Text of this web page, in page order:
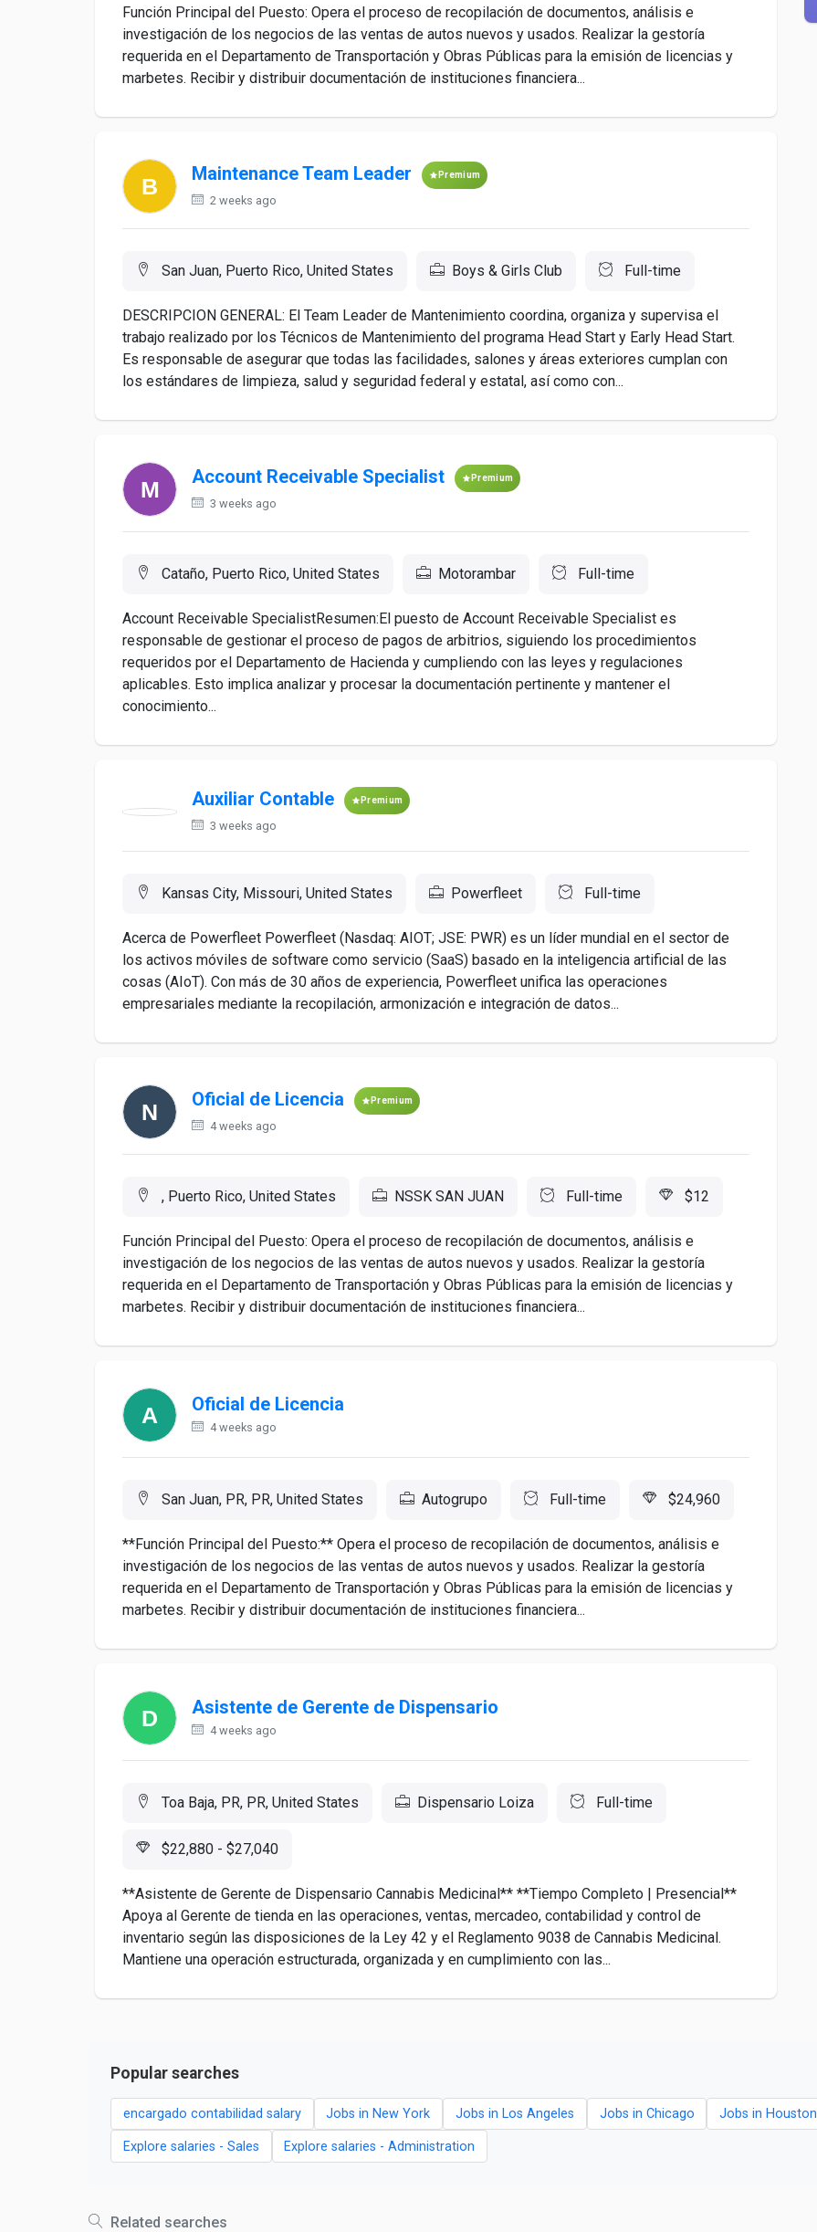
Función Principal del Puesto: Opera el proceso de recopilación de documentos, análisis e
investigación de los negocios de las ventas de autos nuevos y usados. Realizar la gestoría
requerida en el Departamento de Transportación y Obras Públicas para la emisión de licencias y
marbetes. Recibir y distribuir documentación de instituciones financiera...
Maintenance Team Leader Premium
2 weeks ago
San Juan, Puerto Rico, United States Boys & Girls Club Full-time
DESCRIPCION GENERAL: El Team Leader de Mantenimiento coordina, organiza y supervisa el
trabajo realizado por los Técnicos de Mantenimiento del programa Head Start y Early Head Start.
Es responsable de asegurar que todas las facilidades, salones y áreas exteriores cumplan con
los estándares de limpieza, salud y seguridad federal y estatal, así como con...
Account Receivable Specialist Premium
3 weeks ago
Cataño, Puerto Rico, United States Motorambar Full-time
Account Receivable SpecialistResumen:El puesto de Account Receivable Specialist es
responsable de gestionar el proceso de pagos de arbitrios, siguiendo los procedimientos
requeridos por el Departamento de Hacienda y cumpliendo con las leyes y regulaciones
aplicables. Esto implica analizar y procesar la documentación pertinente y mantener el
conocimiento...
Auxiliar Contable Premium
3 weeks ago
Kansas City, Missouri, United States Powerfleet Full-time
Acerca de Powerfleet Powerfleet (Nasdaq: AIOT; JSE: PWR) es un líder mundial en el sector de
los activos móviles de software como servicio (SaaS) basado en la inteligencia artificial de las
cosas (AIoT). Con más de 30 años de experiencia, Powerfleet unifica las operaciones
empresariales mediante la recopilación, armonización e integración de datos...
Oficial de Licencia Premium
4 weeks ago
, Puerto Rico, United States NSSK SAN JUAN Full-time $12
Función Principal del Puesto: Opera el proceso de recopilación de documentos, análisis e
investigación de los negocios de las ventas de autos nuevos y usados. Realizar la gestoría
requerida en el Departamento de Transportación y Obras Públicas para la emisión de licencias y
marbetes. Recibir y distribuir documentación de instituciones financiera...
Oficial de Licencia
4 weeks ago
San Juan, PR, PR, United States Autogrupo Full-time $24,960
**Función Principal del Puesto:** Opera el proceso de recopilación de documentos, análisis e
investigación de los negocios de las ventas de autos nuevos y usados. Realizar la gestoría
requerida en el Departamento de Transportación y Obras Públicas para la emisión de licencias y
marbetes. Recibir y distribuir documentación de instituciones financiera...
Asistente de Gerente de Dispensario
4 weeks ago
Toa Baja, PR, PR, United States Dispensario Loiza Full-time
$22,880 - $27,040
**Asistente de Gerente de Dispensario Cannabis Medicinal** **Tiempo Completo | Presencial**
Apoya al Gerente de tienda en las operaciones, ventas, mercadeo, contabilidad y control de
inventario según las disposiciones de la Ley 42 y el Reglamento 9038 de Cannabis Medicinal.
Mantiene una operación estructurada, organizada y en cumplimiento con las...
Popular searches
encargado contabilidad salary Jobs in New York Jobs in Los Angeles Jobs in Chicago Jobs in Houston
Explore salaries - Sales Explore salaries - Administration
Related searches